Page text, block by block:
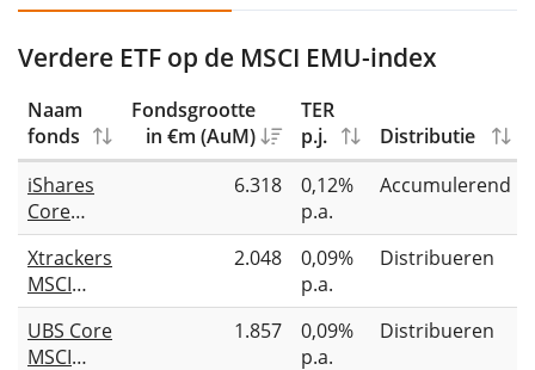
Verdere ETF op de MSCI EMU-index
Naam
fonds
Fondsgrootte
in €m (AuM)
TER
p.j.
Distributie
iShares
Core
MSCI
EMU
UCITS
ETF EUR
(Acc)
6.318
0,12%
p.a.
Accumulerend
Xtrackers
MSCI
EMU
UCITS
ETF 1D
2.048
0,09%
p.a.
Distribueren
UBS Core
MSCI
1.857
0,09%
p.a.
Distribueren